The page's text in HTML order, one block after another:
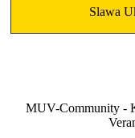
Slawa
MUV-Community -